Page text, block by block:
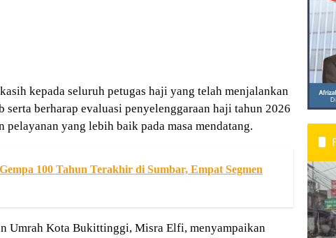
kepada seluruh petugas haji yang telah menjalankan
serta berharap evaluasi penyelenggaraan haji tahun 2026
yang lebih baik pada masa mendatang.
100 Tahun Terakhir di Sumbar, Empat Segmen
Umrah Kota Bukittinggi, Misra Elfi, menyampaikan